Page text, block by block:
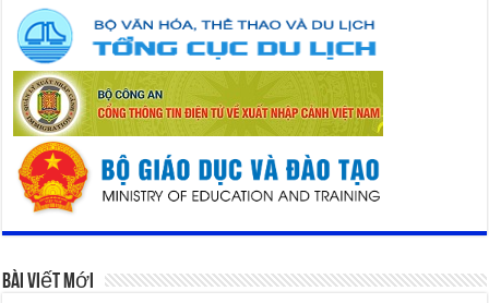
Bài Viết Mới